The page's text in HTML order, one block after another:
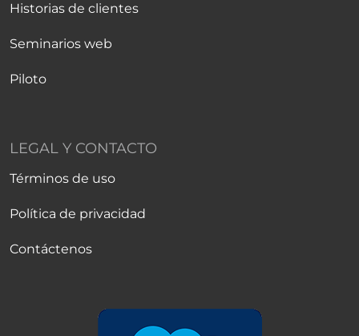
Historias de clientes
Seminarios web
Piloto
LEGAL Y CONTACTO
Términos de uso
Política de privacidad
Contáctenos